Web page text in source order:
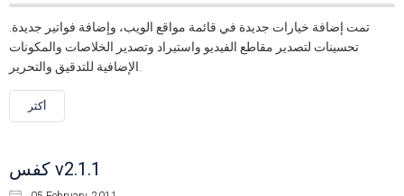
تمت إضافة خيارات جديدة في قائمة مواقع الويب، وإضافة فواتير جديدة.
تحسينات لتصدير مقاطع الفيديو واستيراد وتصدير الخلاصات والمكونات
أكثر
كفس v2.1.1